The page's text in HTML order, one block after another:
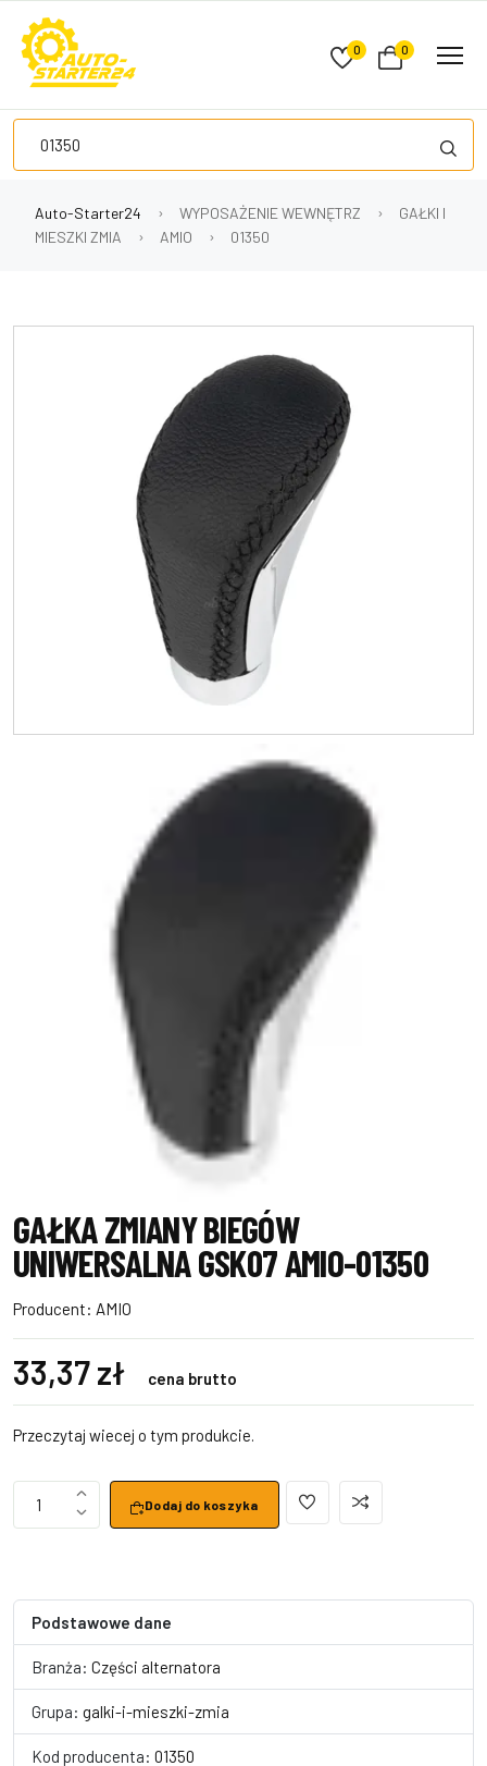
0 0
Auto-Starter24 WYPOSAŻENIE WEWNĘTRZ
GAŁKI I
MIESZKI ZMIA
AMIO 01350
GAŁKA ZMIANY BIEGÓW
UNIWERSALNA GSK07 AMIO-01350
Producent: AMIO
33,37 zł cena brutto
Przeczytaj wiecej o tym produkcie.
1 Dodaj do koszyka
Podstawowe dane
Branża: Części alternatora
Grupa: galki-i-mieszki-zmia
Kod producenta: 01350